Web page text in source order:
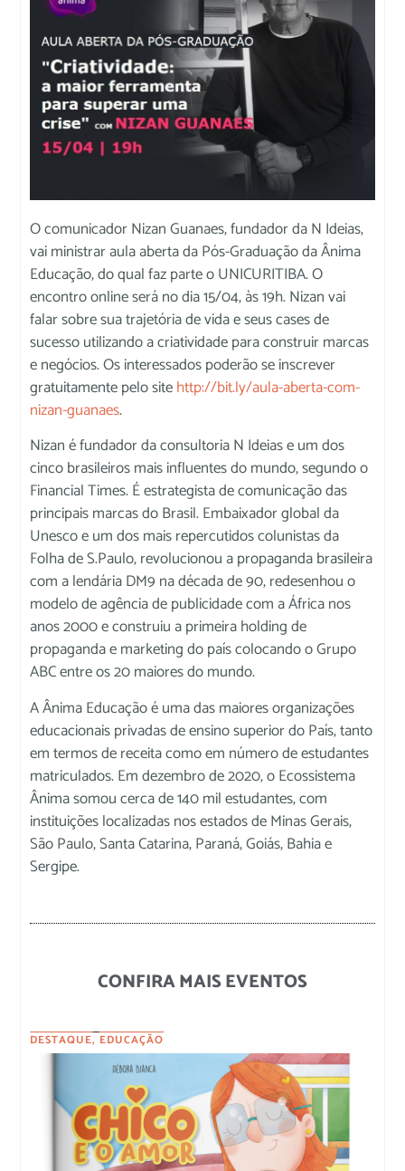
O comunicador Nizan Guanaes, fundador da N Ideias,
vai ministrar aula aberta da Pós-Graduação da Ânima
Educação, do qual faz parte o UNICURITIBA. O
encontro online será no dia 15/04, às 19h. Nizan vai
falar sobre sua trajetória de vida e seus cases de
sucesso utilizando a criatividade para construir marcas
e negócios. Os interessados poderão se inscrever
gratuitamente pelo sitehttp://bit.ly/aula-aberta-com-
nizan-guanaes.
Nizan é fundador da consultoria N Ideias e um dos
cinco brasileiros mais influentes do mundo, segundo o
Financial Times. É estrategista de comunicação das
principais marcas do Brasil. Embaixador global da
Unesco e um dos mais repercutidos colunistas da
Folha de S.Paulo, revolucionou a propaganda brasileira
com a lendária DM9 na década de 90, redesenhou o
modelo de agência de publicidade com a África nos
anos 2000 e construiu a primeira holding de
propaganda e marketing do país colocando o Grupo
ABC entre os 20 maiores do mundo.
A Ânima Educação é uma das maiores organizações
educacionais privadas de ensino superior do País, tanto
em termos de receita como em número de estudantes
matriculados. Em dezembro de 2020, o Ecossistema
Ânima somou cerca de 140 mil estudantes, com
instituições localizadas nos estados de Minas Gerais,
São Paulo, Santa Catarina, Paraná, Goiás, Bahia e
Sergipe.
CONFIRA MAIS EVENTOS
DESTAQUE, EDUCAÇÃO